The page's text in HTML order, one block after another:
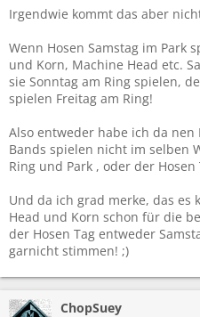
Nein, die spielen ja an
Zum
das stimmt nicht! die spielen alle
Irgendwie kommt das aber
Wenn Hosen Samstag im Park
und Korn, Machine Head etc.
sie Sonntag am Ring spielen,
spielen Freitag am Ring!
Also entweder habe ich da
Bands spielen nicht im selben
Ring und Park , oder der
Und da ich grad merke, das
Head und Korn schon für die
der Hosen Tag entweder
garnicht stimmen! ;)
ChopSuey